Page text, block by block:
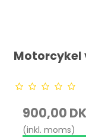
900,00
(inkl. moms)